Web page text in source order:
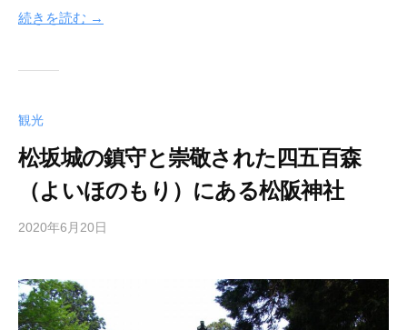
続きを読む →
観光
松坂城の鎮守と崇敬された四五百森
（よいほのもり）にある松阪神社
2020年6月20日